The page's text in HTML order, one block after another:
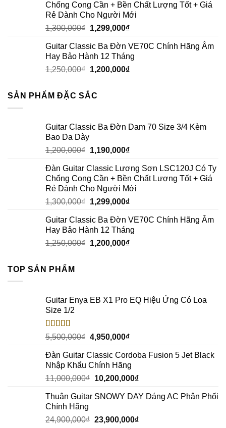
Chống Cong Cần + Bền Chất Lượng Tốt + Giá
Rẻ Dành Cho Người Mới
1,300,000₫ 1,299,000₫
Guitar Classic Ba Đờn VE70C Chính Hãng Âm
Hay Bảo Hành 12 Tháng
1,250,000₫ 1,200,000₫
SẢN PHẨM ĐẶC SẮC
Guitar Classic Ba Đờn Dam 70 Size 3/4 Kèm
Bao Da Dày
1,200,000₫ 1,190,000₫
Đàn Guitar Classic Lương Sơn LSC120J Có Ty
Chống Cong Cần + Bền Chất Lượng Tốt + Giá
Rẻ Dành Cho Người Mới
1,300,000₫ 1,299,000₫
Guitar Classic Ba Đờn VE70C Chính Hãng Âm
Hay Bảo Hành 12 Tháng
1,250,000₫ 1,200,000₫
TOP SẢN PHẨM
Guitar Enya EB X1 Pro EQ Hiệu Ứng Có Loa
Size 1/2
Rated5.00
out of 5
5,500,000₫ 4,950,000₫
Đàn Guitar Classic Cordoba Fusion 5 Jet Black
Nhập Khẩu Chính Hãng
11,000,000₫ 10,200,000₫
Thuận Guitar SNOWY DAY Dáng AC Phân Phối
Chính Hãng
24,900,000₫ 23,900,000₫